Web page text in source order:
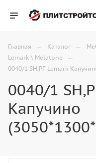
Главная — Каталог —
Lemark \ Melatone —
0040/1 SH,PF Lemark
0040/1
Капучино